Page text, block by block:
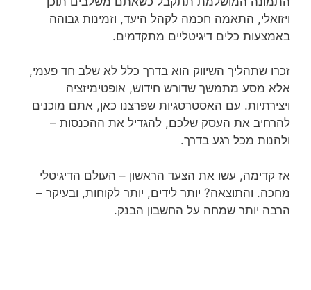
ויזואלי, התאמה חכמה לקהל היעד, וזמינות גבוהה
באמצעות כלים דיגיטליים מתקדמים.
זכרו שתהליך השיווק הוא בדרך כלל לא שלב חד פעמי,
אלא מסע מתמשך שדורש חידוש, אופטימיזציה
ויצירתיות. עם האסטרטגיות שפרצנו כאן, אתם מוכנים
להרחיב את העסק שלכם, להגדיל את ההכנסות –
ולהנות מכל רגע בדרך.
אז קדימה, עשו את הצעד הראשון – העולם הדיגיטלי
מחכה. והתוצאה? יותר לידים, יותר לקוחות, ובעיקר –
הרבה יותר שמחה על החשבון הבנק.